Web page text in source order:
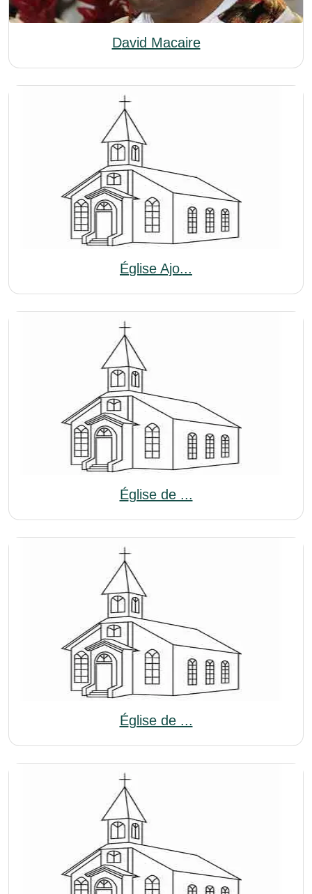
David Macaire
Église Ajo...
Église de ...
Église de ...